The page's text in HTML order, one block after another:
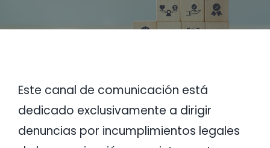
Prensa
Este canal de comunicación está
dedicado exclusivamente a dirigir
denuncias por incumplimientos legales